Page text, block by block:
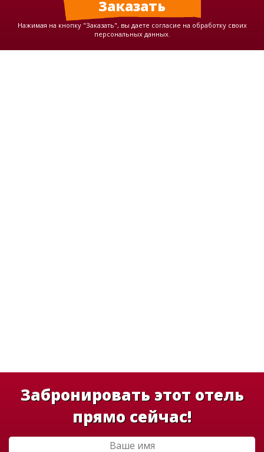
Нажимая на кнопку "Заказать", вы даете согласие на обработку своих
персональных данных.
Забронировать этот отель
прямо сейчас!